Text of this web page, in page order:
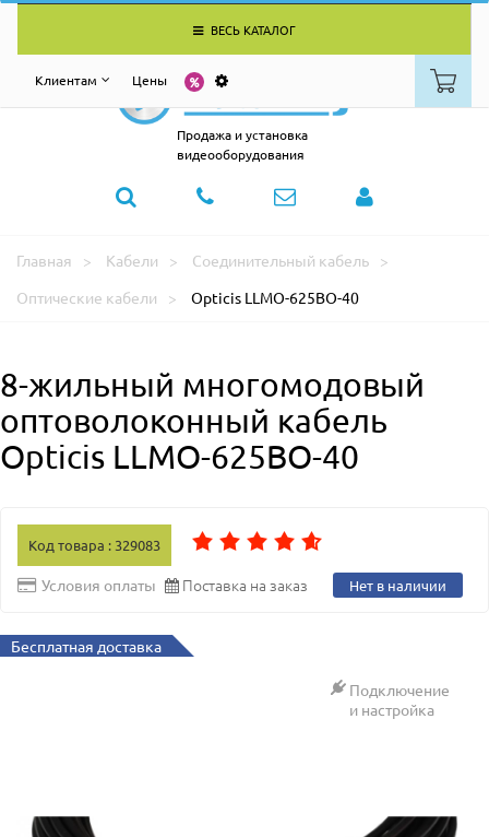
ВЕСЬ КАТАЛОГ
Клиентам Цены
Продажа и установка
видеооборудования
Главная Кабели
Соединительный кабель
Оптические кабели
Opticis LLMO-625BO-40
8-жильный многомодовый
оптоволоконный кабель
Opticis LLMO-625BO-40
Код товара : 329083
Условия оплаты Поставка на заказ Нет в наличии
Бесплатная доставка
Подключение
и настройка